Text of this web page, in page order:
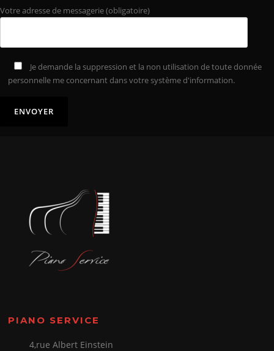
Votre adresse de messagerie (obligatoire)
Je demande la suppression et la non utilisation de toute donnée
personnelle me concernant dans votre système d'information.
PIANO SERVICE
4,rue Albert Einstein